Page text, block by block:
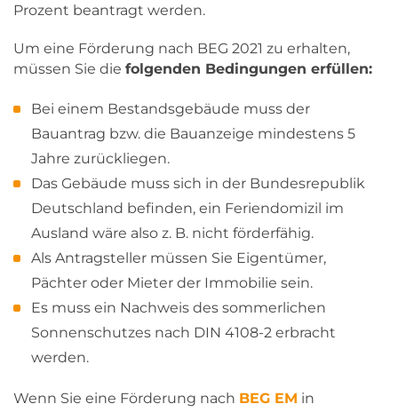
Prozent beantragt werden.
Um eine Förderung nach BEG 2021 zu erhalten,
müssen Sie die folgenden Bedingungen erfüllen:
Bei einem Bestandsgebäude muss der
Bauantrag bzw. die Bauanzeige mindestens 5
Jahre zurückliegen.
Das Gebäude muss sich in der Bundesrepublik
Deutschland befinden, ein Feriendomizil im
Ausland wäre also z. B. nicht förderfähig.
Als Antragsteller müssen Sie Eigentümer,
Pächter oder Mieter der Immobilie sein.
Es muss ein Nachweis des sommerlichen
Sonnenschutzes nach DIN 4108-2 erbracht
werden.
Wenn Sie eine Förderung nach BEG EM in